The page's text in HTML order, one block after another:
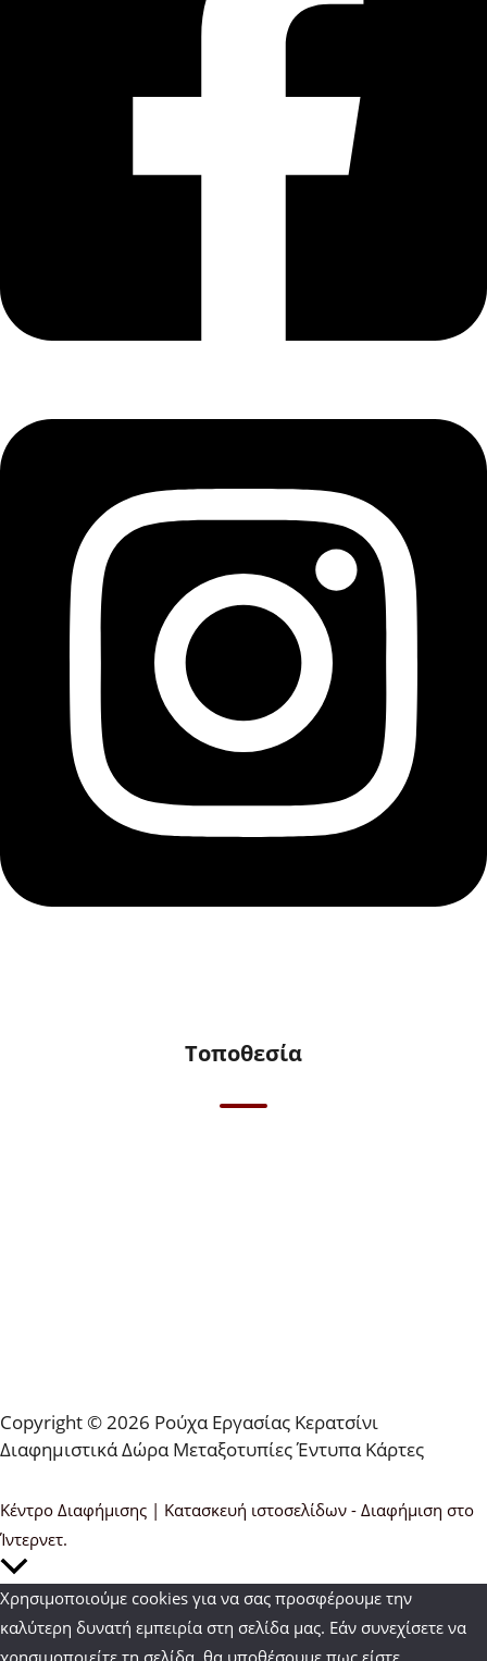
Τοποθεσία
Copyright © 2026 Ρούχα Εργασίας Κερατσίνι
Διαφημιστικά Δώρα Μεταξοτυπίες Έντυπα Κάρτες
Κέντρο Διαφήμισης | Κατασκευή ιστοσελίδων - Διαφήμιση στο
Ίντερνετ.
στην
κορυφή
Χρησιμοποιούμε cookies για να σας προσφέρουμε την
καλύτερη δυνατή εμπειρία στη σελίδα μας. Εάν συνεχίσετε να
χρησιμοποιείτε τη σελίδα, θα υποθέσουμε πως είστε